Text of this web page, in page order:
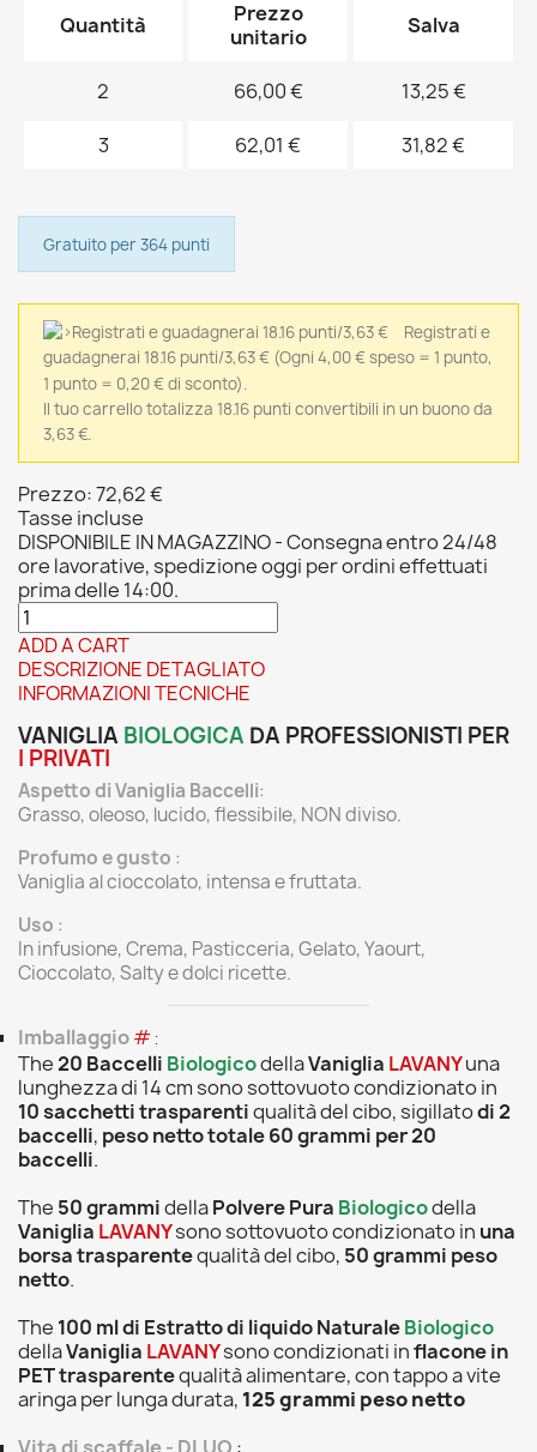
Quantità
Prezzo
unitario
Salva
2 66,00 € 13,25 €
3 62,01 € 31,82 €
Gratuito per 364 punti
Registrati e
guadagnerai 18.16 punti/3,63 € (Ogni 4,00 € speso = 1 punto,
1 punto = 0,20 € di sconto).
Il tuo carrello totalizza 18.16 punti convertibili in un buono da
3,63 €.
Prezzo:72,62 €
Tasse incluse
DISPONIBILE IN MAGAZZINO - Consegna entro 24/48
ore lavorative, spedizione oggi per ordini effettuati
prima delle 14:00.
ADD A CART
DESCRIZIONE DETAGLIATO
INFORMAZIONI TECNICHE
VANIGLIA BIOLOGICA DA PROFESSIONISTI PER
I PRIVATI
Aspetto di Vaniglia Baccelli:
Grasso, oleoso, lucido, flessibile, NON diviso.
Profumo e gusto :
Vaniglia al cioccolato, intensa e fruttata.
Uso :
In infusione, Crema, Pasticceria, Gelato, Yaourt,
Cioccolato, Salty e dolci ricette.
Imballaggio# :
The20 Baccelli BiologicodellaVaniglia LAVANYuna
lunghezza di 14 cm sono sottovuoto condizionato in
10 sacchetti trasparentiqualità del cibo, sigillatodi 2
baccelli, peso netto totale 60 grammi per 20
baccelli.
The 50 grammidellaPolvere Pura Biologicodella
Vaniglia LAVANYsono sottovuoto condizionato in una
borsa trasparentequalità del cibo, 50 grammi peso
netto.
The 100 ml di Estratto di liquido NaturaleBiologico
dellaVaniglia LAVANYsono condizionati inflacone in
PET trasparentequalità alimentare, con tappo a vite
aringa per lunga durata, 125 grammi peso netto